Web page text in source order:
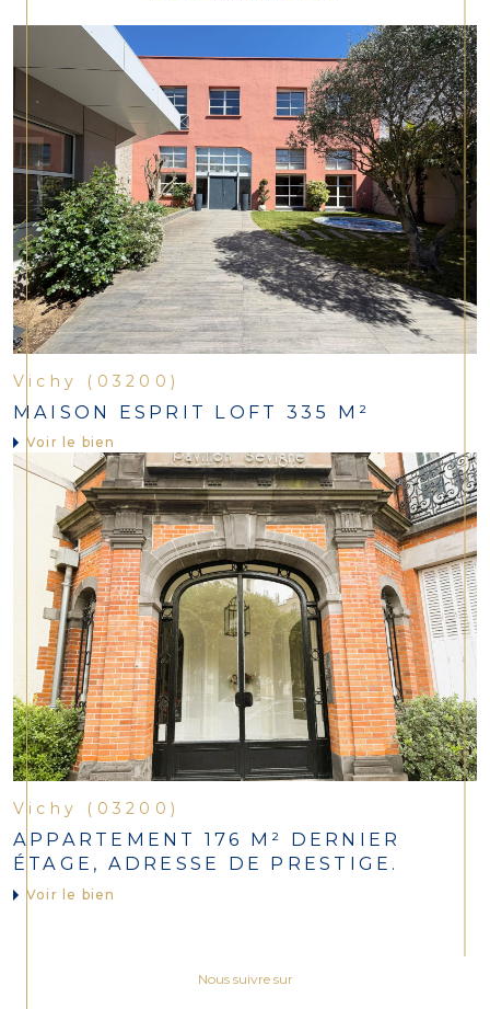
Vichy (03200)
MAISON ESPRIT LOFT 335 M²
Voir le bien
Vichy (03200)
APPARTEMENT 176 M² DERNIER
ÉTAGE, ADRESSE DE PRESTIGE.
Voir le bien
Nous suivre sur